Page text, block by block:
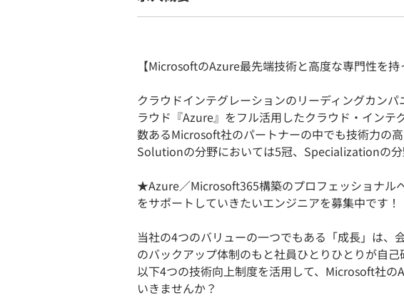
【MicrosoftのAzure最先端技術と高度な専門性を持
クラウドインテグレーションのリーディングカン
ラウド『Azure』をフル活用したクラウド・インテ
数あるMicrosoft社のパートナーの中でも技術力の
Solutionの分野においては5冠、Specializationの分
★Azure／Microsoft365構築のプロフェッショナル
をサポートしていきたいエンジニアを募集中です！
当社の4つのバリューの一つでもある「成長」は、
のバックアップ体制のもと社員ひとりひとりが自己
以下4つの技術向上制度を活用して、Microsoft社
いきませんか？